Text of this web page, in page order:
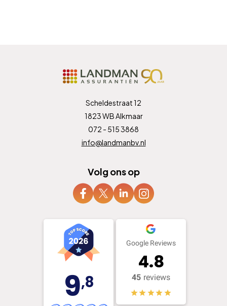
Scheldestraat 12
1823 WB Alkmaar
072 - 515 3868
info@landmanbv.nl
Volg ons op
9,8
Google Reviews
4.8
45 reviews